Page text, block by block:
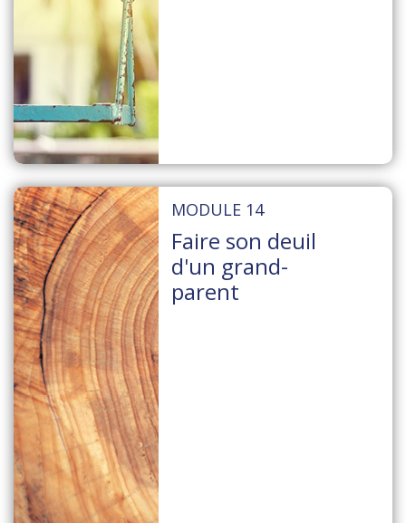
MODULE 14
Faire son deuil
d'un grand-
parent